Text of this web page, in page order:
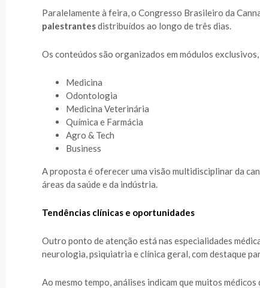
Paralelamente à feira, o Congresso Brasileiro da
palestrantesdistribuídos ao longo de três dias.
Os conteúdos são organizados em módulos
Medicina
Odontologia
Medicina Veterinária
Química e Farmácia
Agro & Tech
Business
A proposta é oferecer uma visão multidisciplinar da
áreas da saúde e da indústria.
Tendências clínicas e oportunidades
Outro ponto de atenção está nas especialidades
neurologia, psiquiatria e clínica geral, com destaque
Ao mesmo tempo, análises indicam que muitos